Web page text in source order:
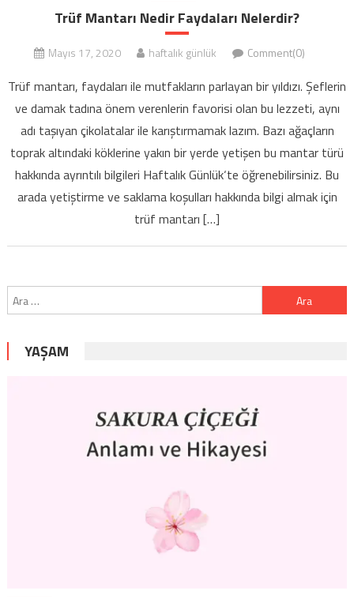
Trüf Mantarı Nedir Faydaları Nelerdir?
Mayıs 17, 2020 haftalık günlük Comment(0)
Trüf mantarı, faydaları ile mutfakların parlayan bir yıldızı. Şeflerin
ve damak tadına önem verenlerin favorisi olan bu lezzeti, aynı
adı taşıyan çikolatalar ile karıştırmamak lazım. Bazı ağaçların
toprak altındaki köklerine yakın bir yerde yetişen bu mantar türü
hakkında ayrıntılı bilgileri Haftalık Günlük‘te öğrenebilirsiniz. Bu
arada yetiştirme ve saklama koşulları hakkında bilgi almak için
trüf mantarı […]
YAŞAM